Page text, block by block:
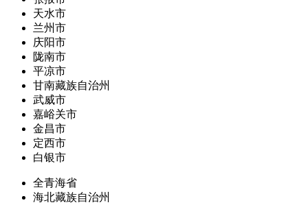
天水市
兰州市
庆阳市
陇南市
平凉市
甘南藏族自治州
武威市
嘉峪关市
金昌市
定西市
白银市
全青海省
海北藏族自治州